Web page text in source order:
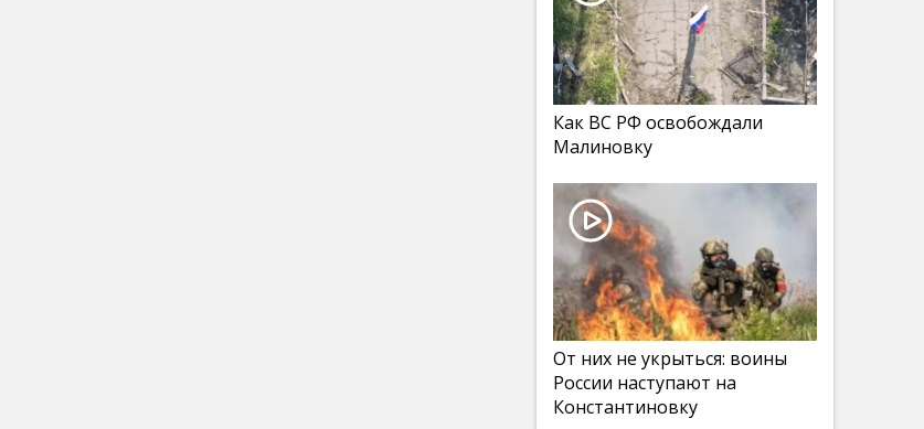
Как ВС РФ освобождали
Малиновку
От них не укрыться: воины
России наступают на
Константиновку